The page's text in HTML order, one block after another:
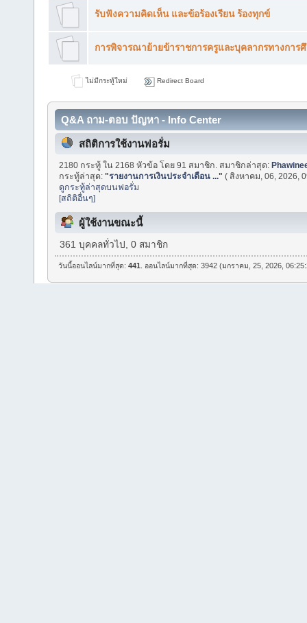
รับฟังความคิดเห็น และข้อร้องเรียน ร้องทุกข์
การพิจารณาย้ายข้าราชการครูและบุคลากรทางการ
ไม่มีกระทู้ใหม่ Redirect Board
Q&A ถาม-ตอบ ปัญหา - Info Center
สถิติการใช้งานฟอรั่ม
2180 กระทู้ ใน 2168 หัวข้อ โดย 91 สมาชิก. สมาชิกล่าสุด:
กระทู้ล่าสุด:"รายงานการเงินประจำเดือน ..." ( สิงหาคม, 06, 2026,
ดูกระทู้ล่าสุดบนฟอรั่ม
[สถิติอื่นๆ]
ผู้ใช้งานขณะนี้
361 บุคคลทั่วไป, 0 สมาชิก
วันนี้ออนไลน์มากที่สุด:441 . ออนไลน์มากที่สุด: 3942 (มกราคม, 25, 2026,